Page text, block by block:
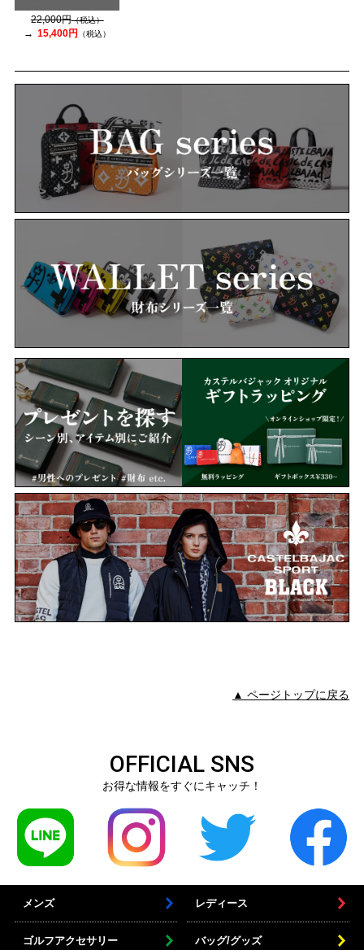
22,000円（税込）
15,400円 （税込）
▲ ページトップに戻る
OFFICIAL SNS
お得な情報をすぐにキャッチ！
メンズ レディース
ゴルフアクセサリー バッグ/グッズ